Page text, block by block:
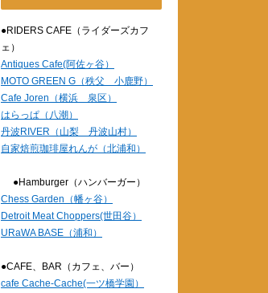
●RIDERS CAFE（ライダーズカフ
ェ）
Antiques Cafe(阿佐ヶ谷）
MOTO GREEN G（秩父 小鹿野）
Cafe Joren（横浜 泉区）
はらっぱ（八潮）
丹波RIVER（山梨 丹波山村）
自家焙煎珈琲屋れんが（北浦和）
●Hamburger（ハンバーガー）
Chess Garden（幡ヶ谷）
Detroit Meat Choppers(世田谷）
URaWA BASE（浦和）
●CAFE、BAR（カフェ、バー）
cafe Cache-Cache(一ツ橋学園）